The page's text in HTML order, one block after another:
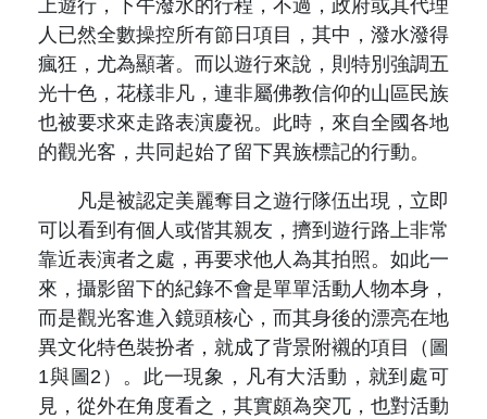
上遊行，下午潑水的行程，不過，政府或其代理
人已然全數操控所有節日項目，其中，潑水潑得
瘋狂，尤為顯著。而以遊行來說，則特別強調五
光十色，花樣非凡，連非屬佛教信仰的山區民族
也被要求來走路表演慶祝。此時，來自全國各地
的觀光客，共同起始了留下異族標記的行動。
凡是被認定美麗奪目之遊行隊伍出現，立即
可以看到有個人或偕其親友，擠到遊行路上非常
靠近表演者之處，再要求他人為其拍照。如此一
來，攝影留下的紀錄不會是單單活動人物本身，
而是觀光客進入鏡頭核心，而其身後的漂亮在地
異文化特色裝扮者，就成了背景附襯的項目（圖
1與圖2）。此一現象，凡有大活動，就到處可
見，從外在角度看之，其實頗為突兀，也對活動